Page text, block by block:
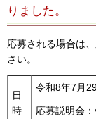
りました。
応募される場合は
さい。
日
時
令和8年7月
応募説明会